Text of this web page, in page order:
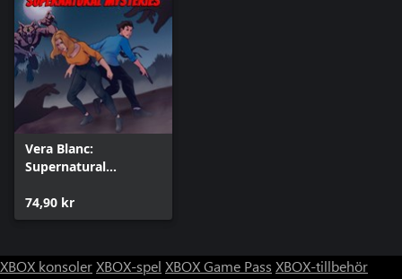
Vera Blanc:
Supernatural
74,90 kr
XBOX konsolerXBOX-spel XBOX Game Pass XBOX-tillbehör